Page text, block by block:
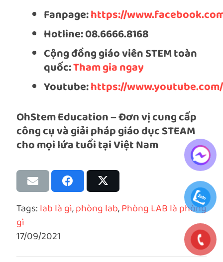
Fanpage:https://
Hotline: 08.6666.8168
Cộng đồng giáo viên STEM toàn
quốc:Tham gia ngay
Youtube:https://
OhStem Education – Đơn vị cung cấp
công cụ và giải pháp giáo dục STEAM
cho mọi lứa tuổi tại Việt Nam
Tags:lab là gì,phòng lab,Phòng LAB là phòng
gì
17/09/2021